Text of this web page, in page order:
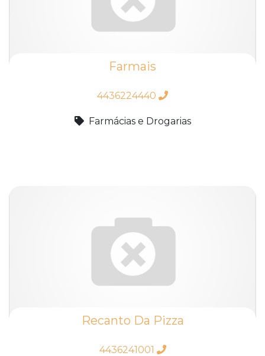
Farmais
4436224440
Farmácias e Drogarias
Recanto Da Pizza
4436241001